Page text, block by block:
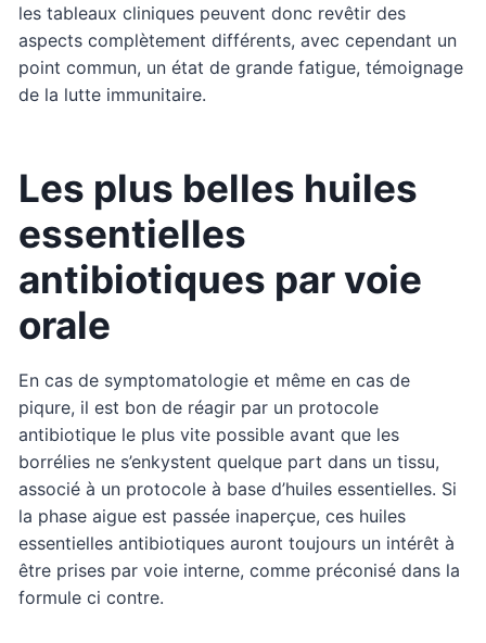
les tableaux cliniques peuvent donc revêtir des
aspects complètement différents, avec cependant un
point commun, un état de grande fatigue, témoignage
de la lutte immunitaire.
Les plus belles huiles
essentielles
antibiotiques par voie
orale
En cas de symptomatologie et même en cas de
piqure, il est bon de réagir par un protocole
antibiotique le plus vite possible avant que les
borrélies ne s’enkystent quelque part dans un tissu,
associé à un protocole à base d’huiles essentielles. Si
la phase aigue est passée inaperçue, ces huiles
essentielles antibiotiques auront toujours un intérêt à
être prises par voie interne, comme préconisé dans la
formule ci contre.